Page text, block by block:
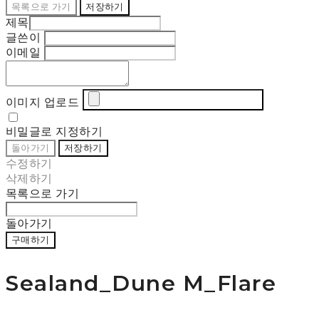
목록으로 가기 저장하기
제목
글쓴이
이메일
이미지 업로드
비밀글로 지정하기
돌아가기 저장하기
수정하기
삭제하기
목록으로 가기
돌아가기
구매하기
Sealand_Dune M_Flare